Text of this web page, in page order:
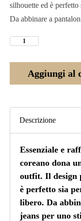
silhouette ed è
Da abbinare a
Aggiungi al
Descrizione
Essenziale e
coreano dona
outfit. Il design
è perfetto sia
libero. Da
jeans per uno